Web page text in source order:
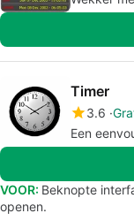
Timer
3.6
Een
VOOR: Beknopte
openen.